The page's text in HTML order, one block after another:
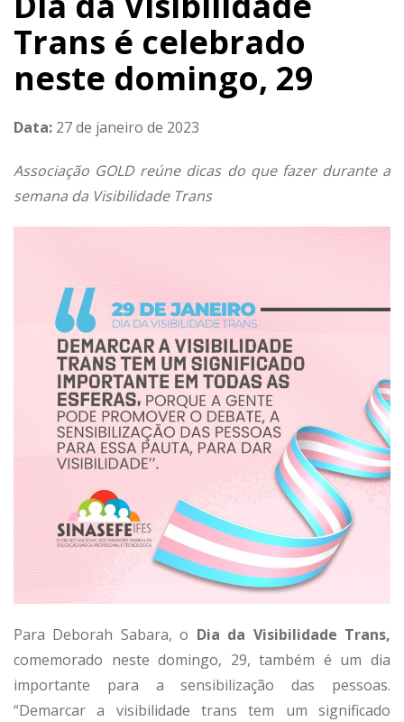
Trans é celebrado
neste domingo, 29
Data: 27 de janeiro de 2023
Associação GOLD reúne dicas do que fazer durante a
semana da Visibilidade Trans
Para Deborah Sabara, o Dia da Visibilidade Trans,
comemorado neste domingo, 29, também é um dia
importante para a sensibilização das pessoas.
“Demarcar a visibilidade trans tem um significado